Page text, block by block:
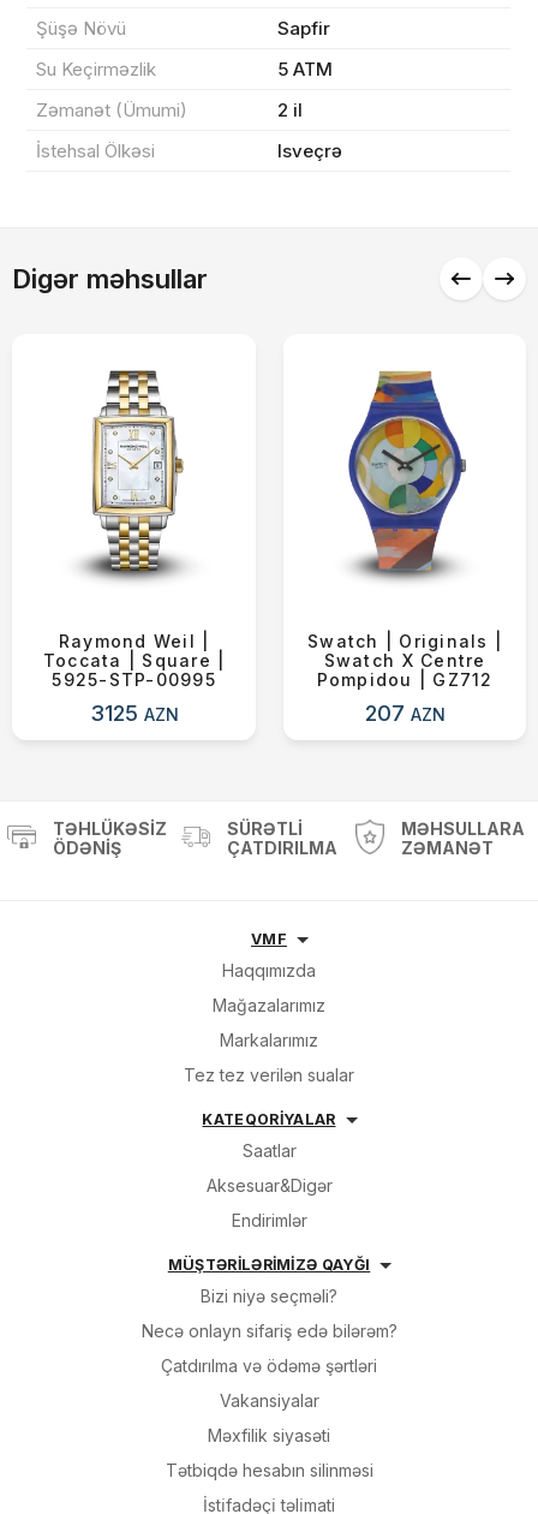
Şüşə Növü
Sapfir
Su Keçirməzlik
5 ATM
Zəmanət (Ümumi)
2 il
İstehsal Ölkəsi
Isveçrə
Digər məhsullar
Raymond Weil |
Toccata | Square |
5925-STP-00995
3125 AZN
Swatch | Originals |
Swatch X Centre
Pompidou | GZ712
207 AZN
Alış-verişə davam et
TƏHLÜKƏSIZ
ÖDƏNIŞ
SÜRƏTLI
ÇATDIRILMA
MƏHSULLARA
ZƏMANƏT
VMF
Haqqımızda
Mağazalarımız
Markalarımız
Tez tez verilən sualar
KATEQORİYALAR
Saatlar
Aksesuar&Digər
Endirimlər
MÜŞTƏRİLƏRİMİZƏ QAYĞI
Bizi niyə seçməli?
Necə onlayn sifariş edə bilərəm?
Çatdırılma və ödəmə şərtləri
Vakansiyalar
Məxfilik siyasəti
Tətbiqdə hesabın silinməsi
İsti̇fadəçi̇ təli̇mati